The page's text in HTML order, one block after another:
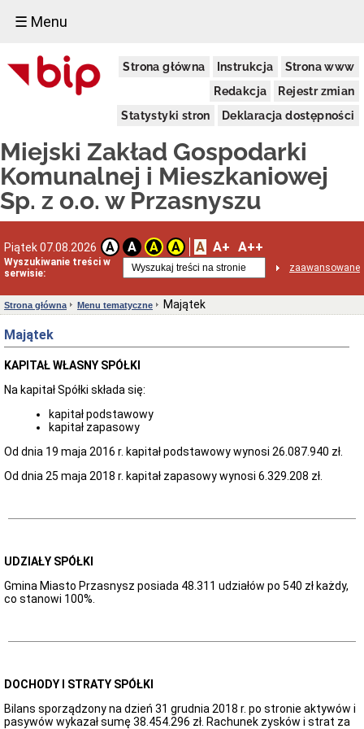
☰ Menu
Strona główna Instrukcja
Strona www
Redakcja
Rejestr zmian
Statystyki stron
Deklaracja dostępności
Miejski Zakład Gospodarki
Komunalnej i Mieszkaniowej
Sp. z o.o. w Przasnyszu
Piątek 07.08.2026 A A A A A A+ A++
Wyszukiwanie treści w
serwisie:
zaawansowane
tematyczne
Informacje
Struktura
organizacyjna
Władze
Spółki
Przedmiot
Budżet
Majątek
publiczne
do
2020
roku
Zamówienia
od
i
Biuletyn
Instrukcja
korzystania
z
BIP
Informacji
Strona główna Menu tematyczne Majątek
Majątek
KAPITAŁ WŁASNY SPÓŁKI
Na kapitał Spółki składa się:
kapitał podstawowy
kapitał zapasowy
Od dnia 19 maja 2016 r. kapitał podstawowy wynosi 26.087.940 zł.
Od dnia 25 maja 2018 r. kapitał zapasowy wynosi 6.329.208 zł.
UDZIAŁY SPÓŁKI
Gmina Miasto Przasnysz posiada 48.311 udziałów po 540 zł każdy,
co stanowi 100%.
DOCHODY I STRATY SPÓŁKI
Bilans sporządzony na dzień 31 grudnia 2018 r. po stronie aktywów i
pasywów wykazał sumę 38.454.296 zł. Rachunek zysków i strat za